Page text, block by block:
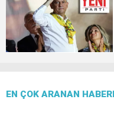
EN ÇOK ARANAN